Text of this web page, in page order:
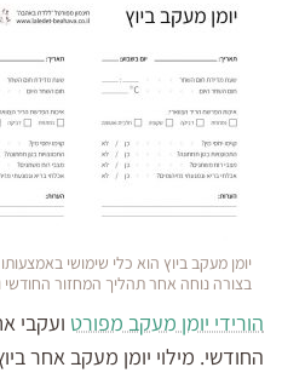
יומן מעקב ביוץ הוא כלי שימושי
בצורה נוחה אחר תהליך המחזור החודשי
הורידי יומן מעקב מפורט ועקבי
החודשי. מילוי יומן מעקב אחר